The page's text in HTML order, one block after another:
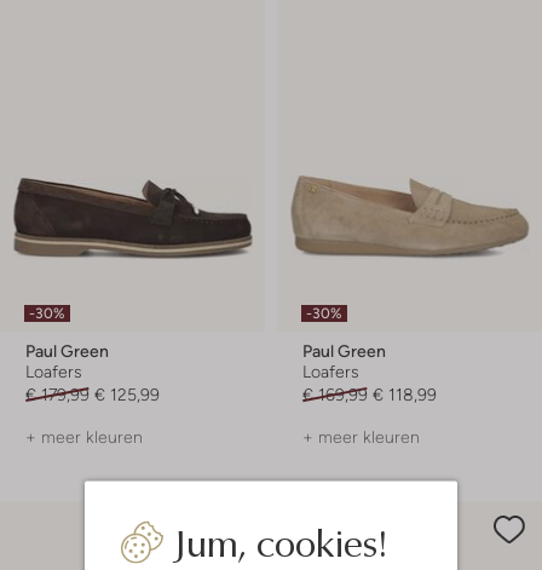
Jum, cookies!
-30%
Paul Green
Loafers
€ 179,99 € 125,99
+ meer kleuren
-30%
Paul Green
Loafers
€ 169,99 € 118,99
+ meer kleuren